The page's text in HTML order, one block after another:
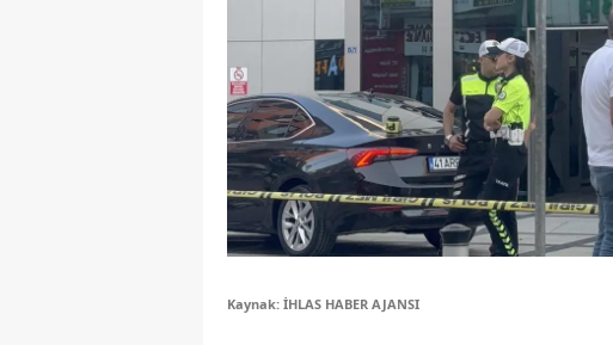
Yozgat
Zonguldak
Aksaray
Bayburt
Karaman
Kaynak: İHLAS HABER AJANSI